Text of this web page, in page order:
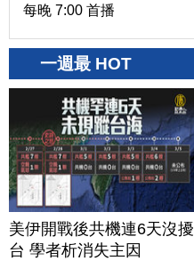
每晚 7:00 首播
一週最 HOT
美伊開戰後共機連6天沒擾
台 學者析消失主因